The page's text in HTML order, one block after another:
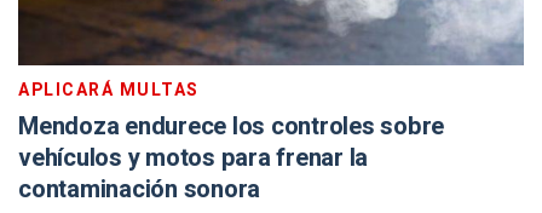
APLICARÁ MULTAS
Mendoza endurece los controles sobre
vehículos y motos para frenar la
contaminación sonora